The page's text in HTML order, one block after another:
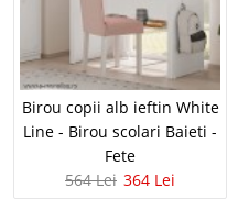
Birou copii alb ieftin White
Line - Birou scolari Baieti -
Fete
564 Lei 364 Lei